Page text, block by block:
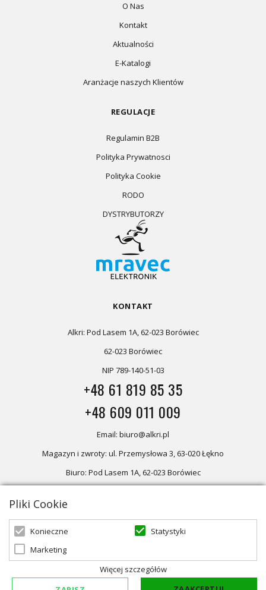
O Nas
Kontakt
Aktualności
E-Katalogi
Aranżacje naszych Klientów
REGULACJE
Regulamin B2B
Polityka Prywatnosci
Polityka Cookie
RODO
DYSTRYBUTORZY
KONTAKT
Alkri: Pod Lasem 1A, 62-023 Borówiec
62-023 Borówiec
NIP 789-140-51-03
+48 61 819 85 35
+48 609 011 009
Email: biuro@alkri.pl
Magazyn i zwroty: ul. Przemysłowa 3, 63-020 Łękno
Biuro: Pod Lasem 1A, 62-023 Borówiec
Oferta skierowana dla firm, w przypadku zakupów detalicznych
Pliki Cookie
Konieczne
Statystyki
Marketing
Więcej szczegółów
© 2026 ALKRI | Powered byzentoshop